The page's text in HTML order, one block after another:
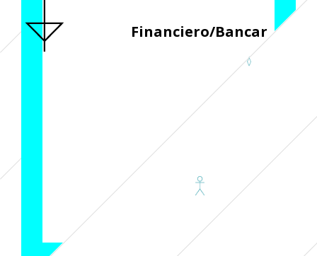
Financiero/Bancario